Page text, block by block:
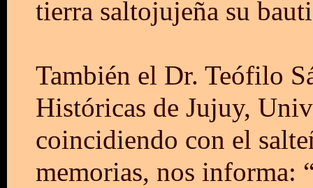
tierra saltojujeña su
También el Dr. Teófilo
Históricas de Jujuy,
coincidiendo con el
memorias, nos informa: